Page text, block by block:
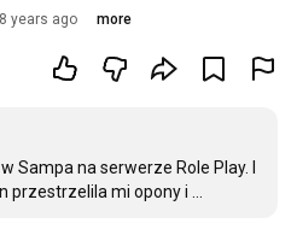
8 years ago more
Sampa na serwerze Role Play. I
przestrzelila mi opony i